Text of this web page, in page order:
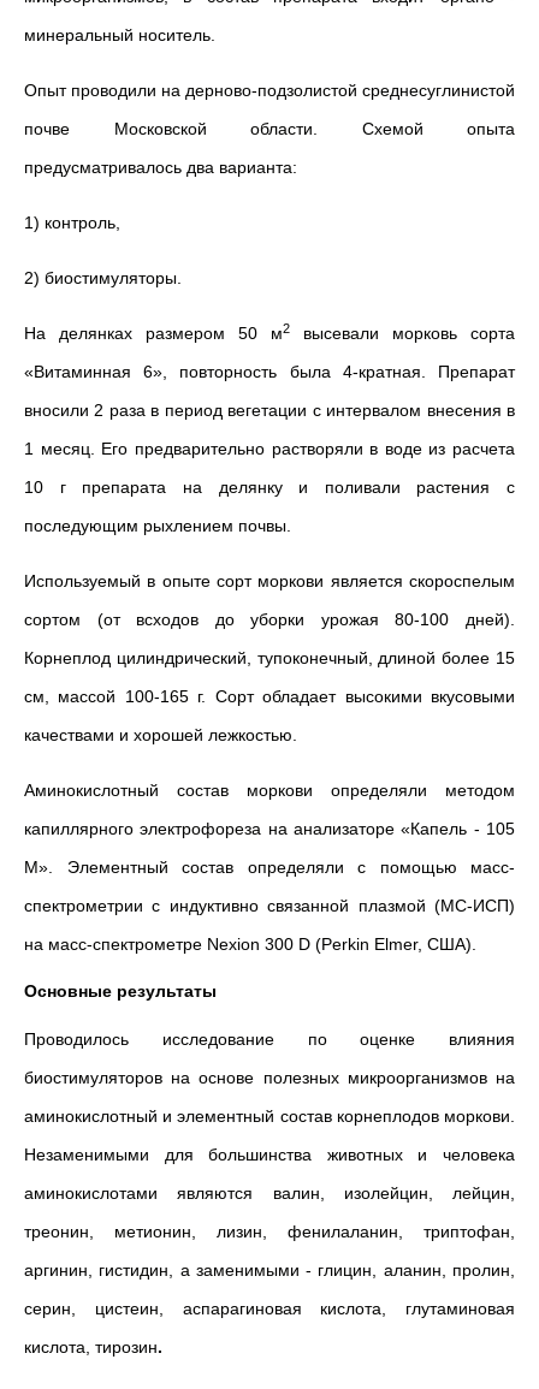
минеральный носитель.
Опыт проводили на дерново-подзолистой среднесуглинистой
почве Московской области. Схемой опыта
предусматривалось два варианта:
1) контроль,
2) биостимуляторы.
На делянках размером 50 м2
высевали морковь сорта
«Витаминная 6», повторность была 4-кратная. Препарат
вносили 2 раза в период вегетации с интервалом внесения в
1 месяц. Его предварительно растворяли в воде из расчета
10 г препарата на делянку и поливали растения с
последующим рыхлением почвы.
Используемый в опыте сорт моркови является скороспелым
сортом (от всходов до уборки урожая 80-100 дней).
Корнеплод цилиндрический, тупоконечный, длиной более 15
см, массой 100-165 г. Сорт обладает высокими вкусовыми
качествами и хорошей лежкостью.
Аминокислотный состав моркови определяли методом
капиллярного электрофореза на анализаторе «Капель - 105
М». Элементный состав определяли с помощью масс-
спектрометрии с индуктивно связанной плазмой (МС-ИСП)
на масс-спектрометре Nexion 300 D (Perkin Elmer, США).
Основные результаты
Проводилось исследование по оценке влияния
биостимуляторов на основе полезных микроорганизмов на
аминокислотный и элементный состав корнеплодов моркови.
Незаменимыми для большинства животных и человека
аминокислотами являются валин, изолейцин, лейцин,
треонин, метионин, лизин, фенилаланин, триптофан,
аргинин, гистидин, а заменимыми - глицин, аланин, пролин,
серин, цистеин, аспарагиновая кислота, глутаминовая
кислота, тирозин.